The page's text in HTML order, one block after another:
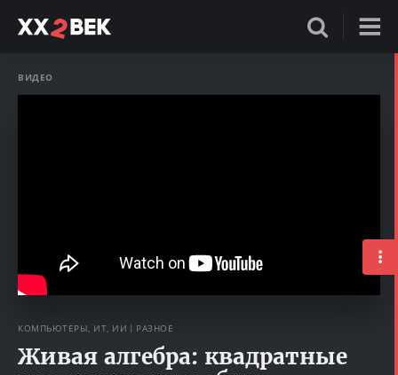
ВИДЕО
КОМПЬЮТЕРЫ, ИТ, ИИ РАЗНОЕ
Живая алгебра: квадратные